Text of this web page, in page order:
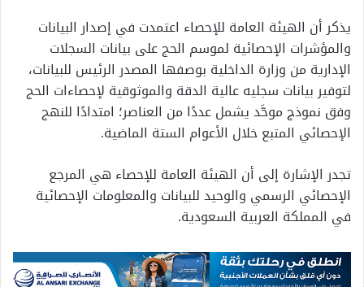
يذكر أن الهيئة العامة للإحصاء اعتمدت في إصدار البيانات
والمؤشرات الإحصائية لموسم الحج على بيانات السجلات
الإدارية من وزارة الداخلية بوصفها المصدر الرئيس للبيانات،
لتوفير بيانات سجليه عالية الدقة والموثوقية لإحصاءات الحج
وفق نموذج موحَّد يشمل عددًا من العناصر؛ امتدادًا للنهج
الإحصائي المتبع خلال الأعوام الستة الماضية.
تجدر الإشارة إلى أن الهيئة العامة للإحصاء هي المرجع
الإحصائي الرسمي والوحيد للبيانات والمعلومات الإحصائية
في المملكة العربية السعودية.